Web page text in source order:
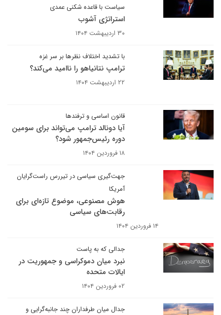
سیاست با قاعده شکنی عمدی
استراتژی آشوب
۳۰ اردیبهشت ۱۴۰۴
با تشدید اختلاف‌ نظرها بر سر غزه
ترامپ نتانیاهو را ناامید می‌کند؟
۲۲ اردیبهشت ۱۴۰۴
قانون اساسی و ترفندها
آیا دونالد ترامپ می‌تواند برای سومین
دوره رئیس‌جمهور شود؟
۱۸ فروردین ۱۴۰۴
جهت‌گیری سیاسی در تیررس راست‌گرایان
آمریکا
هوش مصنوعی، موضوع تازه‌ای برای
رقابت‌های سیاسی
۱۴ فروردین ۱۴۰۴
جدالی که به پاست
نبرد میان دموکراسی و جمهوریت در
ایالات متحده
۰۲ فروردین ۱۴۰۴
جدال میان طرفداران چند جانبه‌گرایی و